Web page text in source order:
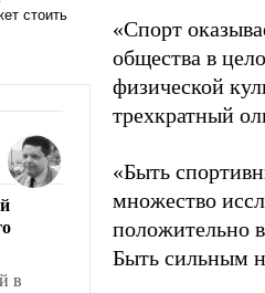
в
«Спорт
общества в
физической
трехкратный
«Быть
множество
положительно
Быть сильным